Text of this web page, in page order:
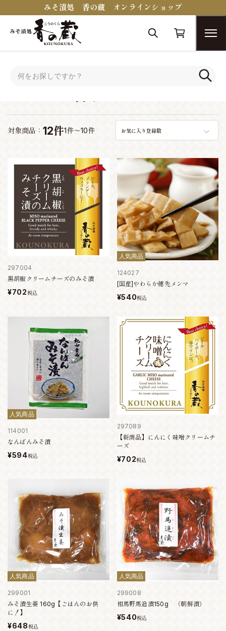
みそ漬処 香の蔵 オンラインショップ
対象商品： 12件1件～10件 お気に入り登録数
297004
黒胡椒クリームチーズのみそ漬
¥702税込
人気商品
124027
[国産]やわらか穂先メンマ
¥540税込
人気商品
114001
なんばんみそ漬
¥594税込
297089
【新商品】にんにく味噌クリームチ
ーズ
¥702税込
人気商品
299001
みそ漬生姜 160g【ごはんのお供
に！】
¥648税込
人気商品
299008
相馬野馬追漬150g （朝鮮漬）
¥540税込